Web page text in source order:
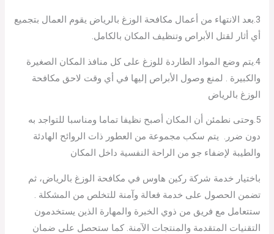
3.بعد الانتهاء من أعمال مكافحة الوزغ بالرياض يقوم العمال بتجميع
أي أثار لقتل الأبراص وتنظيف المكان بالكامل.
4.يتم وضع المواد الطاردة للوزغ على كل منافذ المكان الصغيرة
والكبيرة . لمنع وصول الأبراص إليها في أي وقت لاحق مكافحة
الوزغ بالرياض
5.وحتى نطمئن أن المكان أصبح نظيفا تماما ومناسبا للتواجد به
دون ضرر. يتم سكب مجموعة من العطور ذات الروائح الهادئة
والطيبة لإضفاء جو من الراحة النفسية داخل المكان
باختيار خدمة شركة ركين هاوس في مكافحة الوزغ بالرياض، ثم
تضمن الحصول على خدمة فعالة وآمنة للتخلص من المشكلة .
ستتعامل مع فريق من ذوي الخبرة والمهارة الذين يستخدمون
التقنيات المتقدمة والمنتجات الآمنة. كما ستحصل على ضمان